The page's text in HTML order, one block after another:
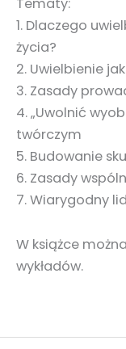
1. Dlaczego
życia?
2. Uwielbienie
3. Zasady
4. „Uwolnić
twórczym
5. Budowanie
6. Zasady
7. Wiarygodny
W książce
wykładów.